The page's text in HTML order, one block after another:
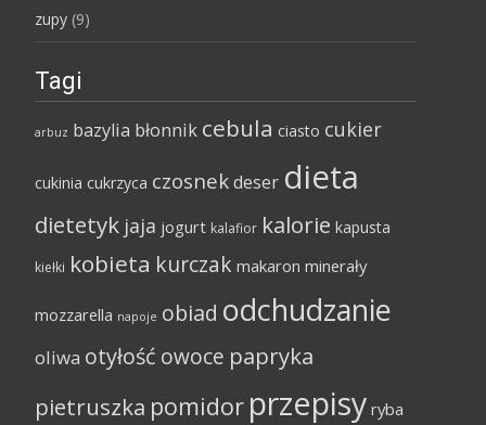
zupy (9)
Tagi
arbuz bazylia błonnik cebula ciasto cukier
cukinia cukrzyca czosnekdeser dieta
dietetyk jaja jogurt kalafior kalorie kapusta
kiełki kobieta kurczak makaron minerały
mozzarella napoje obiad odchudzanie
oliwa otyłość owoce papryka
pietruszka pomidor przepisy ryba